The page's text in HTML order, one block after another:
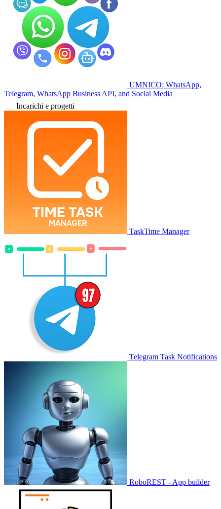
UMNICO: WhatsApp,
Telegram, WhatsApp Business API, and Social Media
Incarichi e progetti
TaskTime Manager
Telegram Task Notifications
RoboREST - App builder